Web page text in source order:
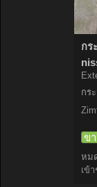
กร
กร
ข
หม
เข้